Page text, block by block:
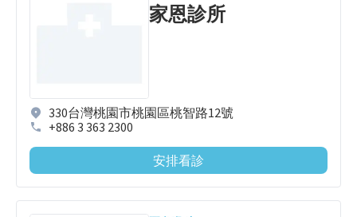
家恩診所
330台灣桃園市桃園區桃智路12號
+886 3 363 2300
安排看診